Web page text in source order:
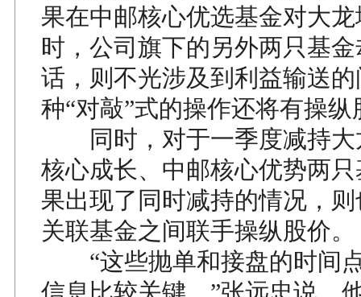
果在中邮核心优选基金对大
时，公司旗下的另外两只基
话，则不光涉及到利益输送
种“对敲”式的操作还将有操
同时，对于一季度减持大
核心成长、中邮核心优势两
果出现了同时减持的情况，
关联基金之间联手操纵股价。
“这些抛单和接盘的时间